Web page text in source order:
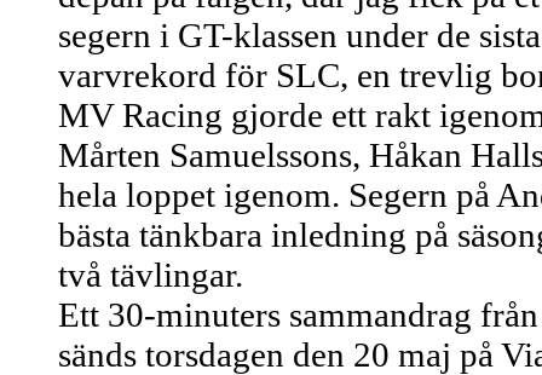
segern i GT-klassen under de
varvrekord för SLC, en trevlig
MV Racing gjorde ett rakt
Mårten Samuelssons, Håkan
hela loppet igenom. Segern på
bästa tänkbara inledning på
två tävlingar.
Ett 30-minuters sammandrag
sänds torsdagen den 20 maj på